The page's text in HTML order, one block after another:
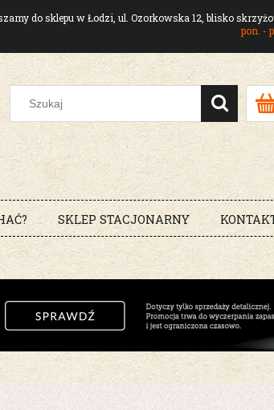
do sklepu w Łodzi, ul. Ozorkowska 12, blisko
pon. -
SKLEP STACJONARNY